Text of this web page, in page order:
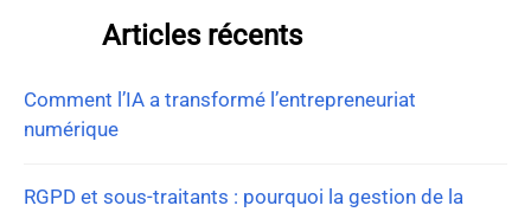
Articles récents
Comment l’IA a transformé l’entrepreneuriat
numérique
RGPD et sous-traitants : pourquoi la gestion de la